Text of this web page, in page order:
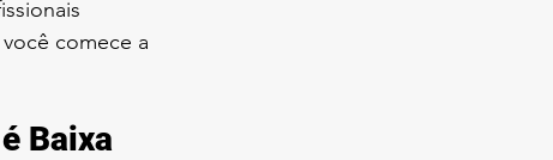
comece a
Baixa